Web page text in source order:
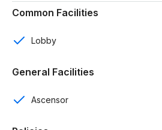
1 y 2 rooms
1 y 2 baños
Common Facilities
Lobby
General Facilities
Ascensor